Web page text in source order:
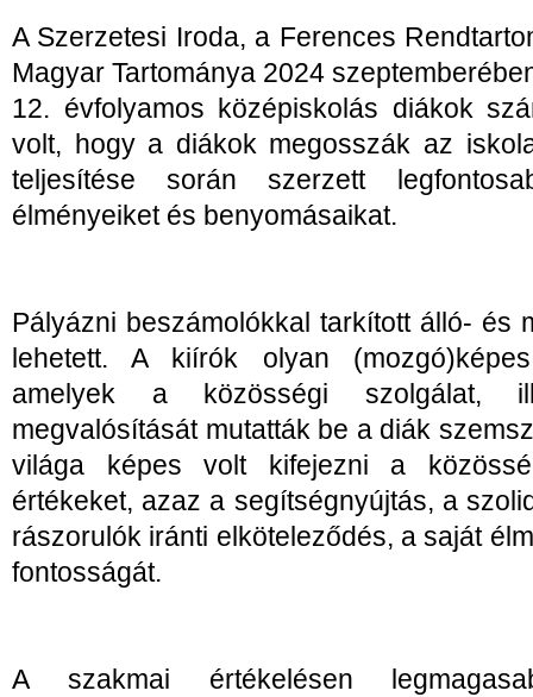
A Szerzetesi Iroda, a Ferences
Magyar Tartománya 2024
12. évfolyamos középiskolás diákok
volt, hogy a diákok megosszák az
teljesítése során szerzett
élményeiket és benyomásaikat.
Pályázni beszámolókkal tarkított álló- és
lehetett. A kiírók olyan
amelyek a közösségi szolgálat,
megvalósítását mutatták be a diák
világa képes volt kifejezni a
értékeket, azaz a segítségnyújtás, a
rászorulók iránti elköteleződés, a saját
fontosságát.
A szakmai értékelésen